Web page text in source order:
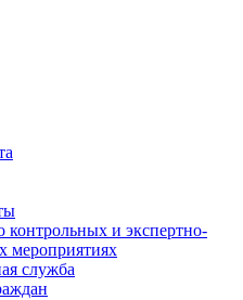
и экспертно-
мероприятиях
служба